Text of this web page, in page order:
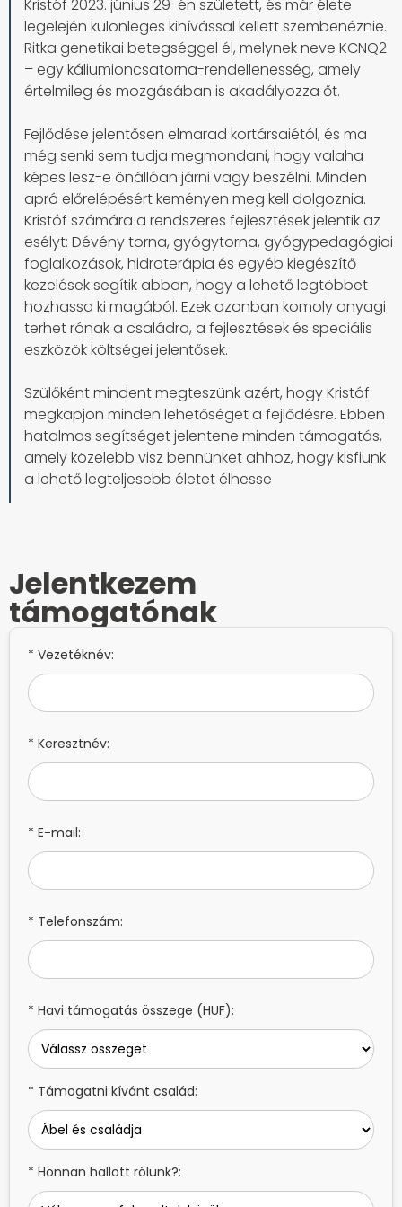
Kristóf 2023. június 29-én született, és már élete
legelején különleges kihívással kellett szembenéznie.
Ritka genetikai betegséggel él, melynek neve KCNQ2
– egy káliumioncsatorna-rendellenesség, amely
értelmileg és mozgásában is akadályozza őt.
Fejlődése jelentősen elmarad kortársaiétól, és ma
még senki sem tudja megmondani, hogy valaha
képes lesz-e önállóan járni vagy beszélni. Minden
apró előrelépésért keményen meg kell dolgoznia.
Kristóf számára a rendszeres fejlesztések jelentik az
esélyt: Dévény torna, gyógytorna, gyógypedagógiai
foglalkozások, hidroterápia és egyéb kiegészítő
kezelések segítik abban, hogy a lehető legtöbbet
hozhassa ki magából. Ezek azonban komoly anyagi
terhet rónak a családra, a fejlesztések és speciális
eszközök költségei jelentősek.
Szülőként mindent megteszünk azért, hogy Kristóf
megkapjon minden lehetőséget a fejlődésre. Ebben
hatalmas segítséget jelentene minden támogatás,
amely közelebb visz bennünket ahhoz, hogy kisfiunk
a lehető legteljesebb életet élhesse
Jelentkezem
támogatónak
* Vezetéknév:
* Keresztnév:
* E-mail:
* Telefonszám:
* Havi támogatás összege (HUF):
* Támogatni kívánt család:
* Honnan hallott rólunk?: